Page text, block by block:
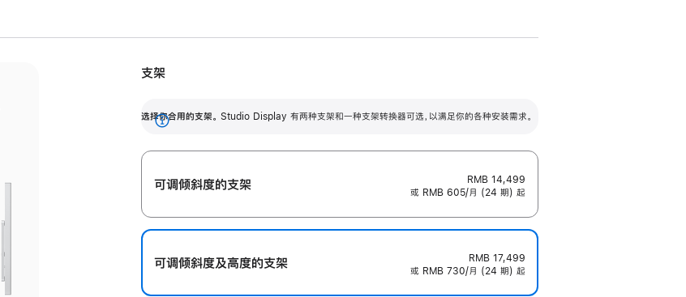
调节范围。
毫米的高度调节范围。
支架
选择你合用的支架。 Studio Display 有两种支架和一种支架转换器可选，以满足你的各种安装需求。
展
开
可调倾斜度的支架
RMB 14,499
或 RMB 605/月 (24 期) 起
可调倾斜度及高‍度的支‍架
RMB 17,499
或 RMB 730/月 (24 期) 起